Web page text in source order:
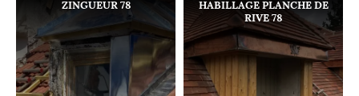
ZINGUEUR 78
HABILLAGE PLANCHE DE
RIVE 78